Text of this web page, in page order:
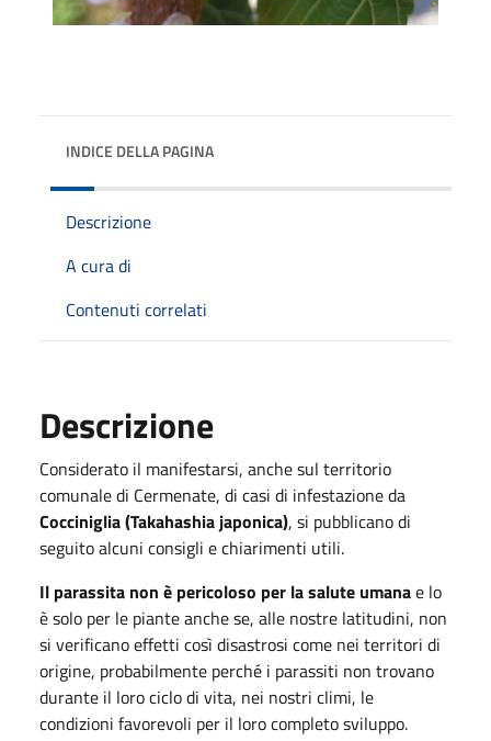
INDICE DELLA PAGINA
Descrizione
A cura di
Contenuti correlati
Descrizione
Considerato il manifestarsi, anche sul territorio
comunale di Cermenate, di casi di infestazione da
Cocciniglia (Takahashia japonica), si pubblicano di
seguito alcuni consigli e chiarimenti utili.
Il parassita non è pericoloso per la salute umanae lo
è solo per le piante anche se, alle nostre latitudini, non
si verificano effetti così disastrosi come nei territori di
origine, probabilmente perché i parassiti non trovano
durante il loro ciclo di vita, nei nostri climi, le
condizioni favorevoli per il loro completo sviluppo.